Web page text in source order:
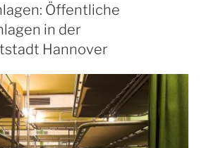
Öffentliche
in der
Hannover